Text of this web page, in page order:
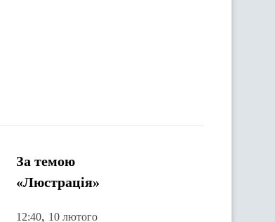
За темою
«Люстрація»
12:40, 10 лютого